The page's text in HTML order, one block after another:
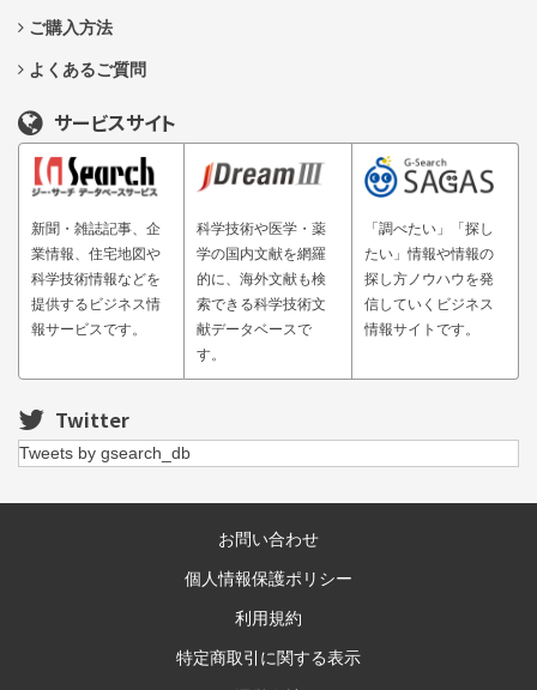
ご購入方法
よくあるご質問
サービスサイト
新聞・雑誌記事、企
業情報、住宅地図や
科学技術情報などを
提供するビジネス情
報サービスです。
科学技術や医学・薬
学の国内文献を網羅
的に、海外文献も検
索できる科学技術文
献データベースで
す。
「調べたい」「探し
たい」情報や情報の
探し方ノウハウを発
信していくビジネス
情報サイトです。
Twitter
Tweets by gsearch_db
お問い合わせ
個人情報保護ポリシー
利用規約
特定商取引に関する表示